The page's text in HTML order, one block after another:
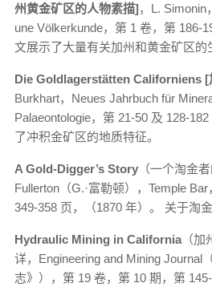
州黄金矿区的人物素描]，L. Simonin
une Völkerkunde，第 1 卷，第 186-
文展示了大量有关加州和黄金矿区的
Die Goldlagerstätten Californiens [
Burkhart，Neues Jahrbuch für
Palaeontologie，第 21-50 及 128-
了冲积金矿区的地质特征。
A Gold-Digger’s Story （一个淘金
Fullerton（G.·富勒顿），Temple
349-358 页，（1870 年）。 关于淘
Hydraulic Mining in California （
详，Engineering and Mining Journal
志》），第 19 卷，第 10 期，第